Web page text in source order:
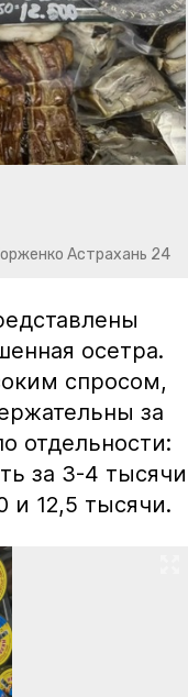
Астрахань 24
осетра.
спросом,
за
отдельности:
за 3-4 тысячи
12,5 тысячи.